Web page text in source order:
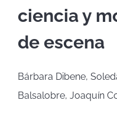
ciencia y
de escena
Bárbara Dibene,
Balsalobre, Joaquín